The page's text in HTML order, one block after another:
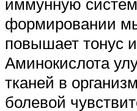
формировании
повышает тонус
Аминокислота
тканей в
болевой